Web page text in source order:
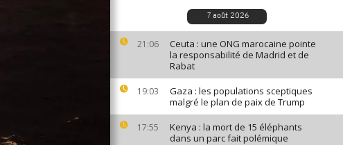
7 août 2026
21:06
Ceuta : une ONG marocaine pointe
la responsabilité de Madrid et de
Rabat
19:03
Gaza : les populations sceptiques
malgré le plan de paix de Trump
17:55
Kenya : la mort de 15 éléphants
dans un parc fait polémique